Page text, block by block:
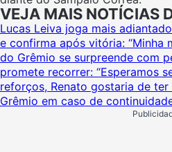
VEJA MAIS NOTÍCIAS
Lucas Leiva joga mais
e confirma após vitória: “Minha
do Grêmio se surpreende com
promete recorrer: “Esperamos
reforços, Renato gostaria de
Grêmio em caso de